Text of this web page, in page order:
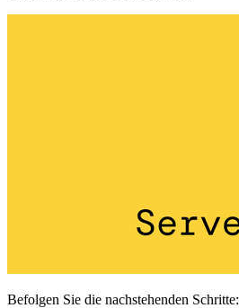
Befolgen Sie die nachstehenden Schritte: